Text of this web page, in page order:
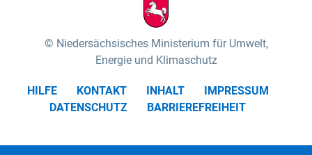
Niedersächsisches Ministerium für Umwelt,
Energie und Klimaschutz
HILFE KONTAKT INHALT
IMPRESSUM
DATENSCHUTZ
BARRIEREFREIHEIT